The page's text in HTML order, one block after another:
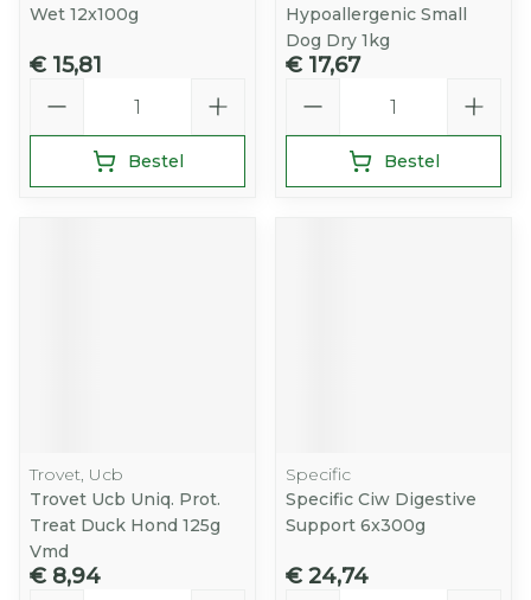
Wet 12x100g
€ 15,81
Bestel
Hypoallergenic Small
Dog Dry 1kg
€ 17,67
Bestel
Trovet, Ucb
Trovet Ucb Uniq. Prot.
Treat Duck Hond 125g
Vmd
€ 8,94
Specific
Specific Ciw Digestive
Support 6x300g
€ 24,74